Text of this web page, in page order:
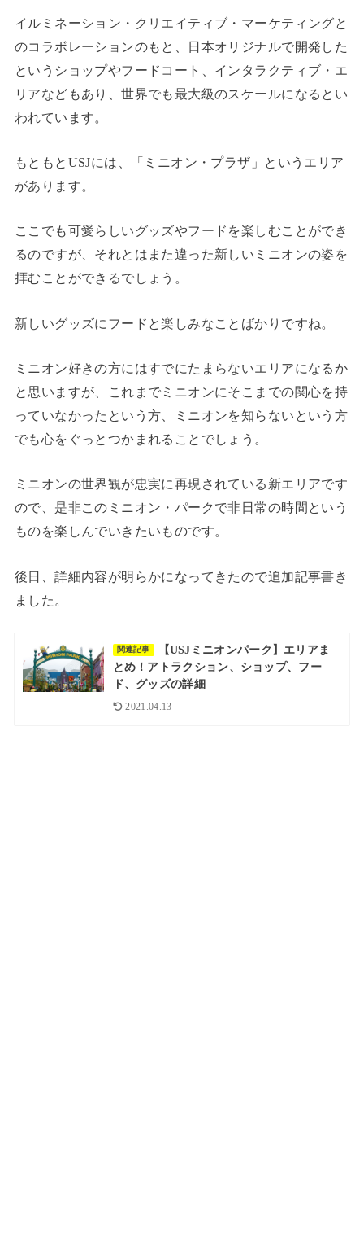
イルミネーション・クリエイティブ・マーケティングと
のコラボレーションのもと、日本オリジナルで開発した
というショップやフードコート、インタラクティブ・エ
リアなどもあり、世界でも最大級のスケールになるとい
われています。
もともとUSJには、「ミニオン・プラザ」というエリア
があります。
ここでも可愛らしいグッズやフードを楽しむことができ
るのですが、それとはまた違った新しいミニオンの姿を
拝むことができるでしょう。
新しいグッズにフードと楽しみなことばかりですね。
ミニオン好きの方にはすでにたまらないエリアになるか
と思いますが、これまでミニオンにそこまでの関心を持
っていなかったという方、ミニオンを知らないという方
でも心をぐっとつかまれることでしょう。
ミニオンの世界観が忠実に再現されている新エリアです
ので、是非このミニオン・パークで非日常の時間という
ものを楽しんでいきたいものです。
後日、詳細内容が明らかになってきたので追加記事書き
ました。
関連記事
【USJミニオンパーク】エリアま
とめ！アトラクション、ショップ、フー
ド、グッズの詳細
2021.04.13